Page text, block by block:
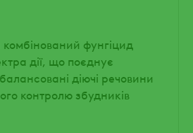
комбінований фунгіцид
дії, що поєднує
діючі речовини
контролю збудників